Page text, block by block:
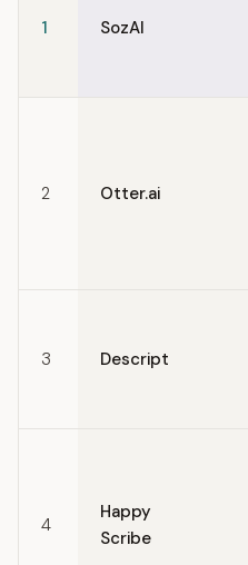
1 SozAI
2 Otter.ai
3 Descript
4
Happy
Scribe